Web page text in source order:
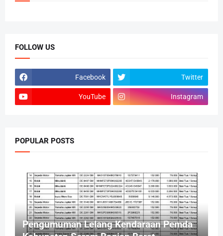
FOLLOW US
Facebook Twitter
YouTube Instagram
POPULAR POSTS
Pengumuman Lelang Kendaraan Pemda